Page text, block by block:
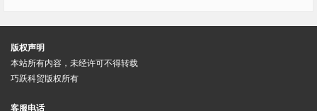
版权声明
本站所有内容，未经许可不得转载
巧跃科贸版权所有
客服电话